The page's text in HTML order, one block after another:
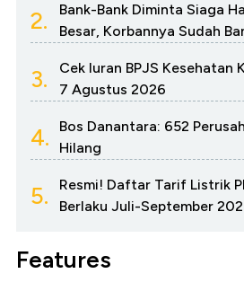
2.
Bank-Bank Diminta Siaga
Besar, Korbannya Sudah
3.
Cek Iuran BPJS Kesehatan
7 Agustus 2026
4.
Bos Danantara: 652
Hilang
5.
Resmi! Daftar Tarif Listrik
Berlaku Juli-September
Features